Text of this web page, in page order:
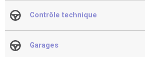
Contrôle technique
Garages